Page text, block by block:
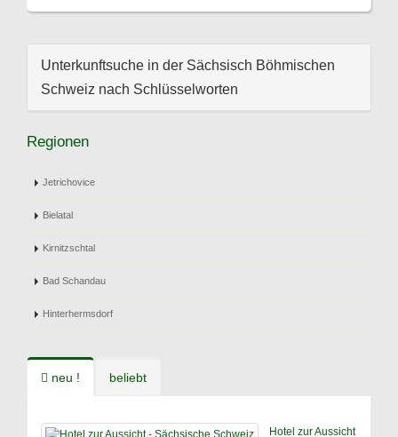
Unterkunftsuche in der Sächsisch Böhmischen
Schweiz nach Schlüsselworten
Regionen
Jetrichovice
Bielatal
Kirnitzschtal
Bad Schandau
Hinterhermsdorf
neu ! beliebt
Hotel zur Aussicht